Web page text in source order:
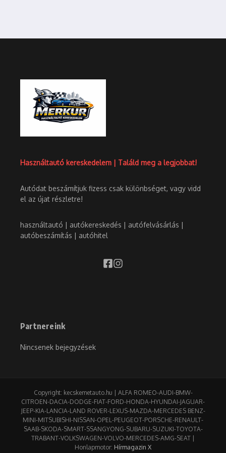
Használtautó kereskedelem | Találd meg a legjobbat!
Autódat beszámítjuk fizess csak különbséget, vagy vidd
el az újat részletre!
használtautó | autókereskedés | autófelvásárlás |
autóbeszámítás | autóhitel
Partnereink
Nincsenek bejegyzések
Copyright: kecskemetauto.hu | ALFA ROMEO-AUDI-BMW-
CITROEN-DACIA-DODGE-FIAT-FORD-HONDA-HYUNDAI-JAGUAR-
JEEP-KIA-LANCIA-LAND ROVER-LEXUS-MAZDA-MERCEDES BENZ-
MINI-MITSUBISHI-NISSAN-OPEL-PEUGEOT-PORSCHE-RENAULT-
SAAB-SKODA-SMART-SSANGYONG-SUBARU-SUZUKI-TOYOTA-
TRABANT-VOLKSWAGEN-VOLVO-MERCEDES-AMG-SEAT |
Honlapmotor: Hírmagazin X